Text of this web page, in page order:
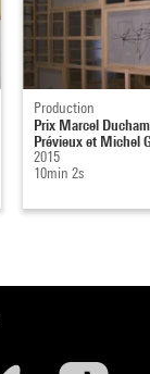
Production
Prix Marcel
Prévieux et Michel
2015
10min 2s